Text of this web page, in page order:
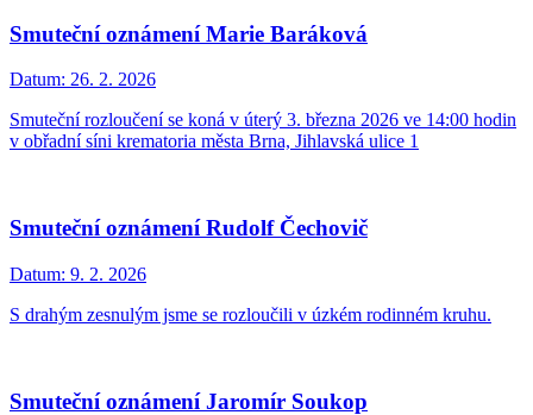
Smuteční oznámení Marie Baráková
Datum: 26. 2. 2026
Smuteční rozloučení se koná v úterý 3. března 2026 ve 14:00 hodin
v obřadní síni krematoria města Brna, Jihlavská ulice 1
Smuteční oznámení Rudolf Čechovič
Datum: 9. 2. 2026
S drahým zesnulým jsme se rozloučili v úzkém rodinném kruhu.
Smuteční oznámení Jaromír Soukop